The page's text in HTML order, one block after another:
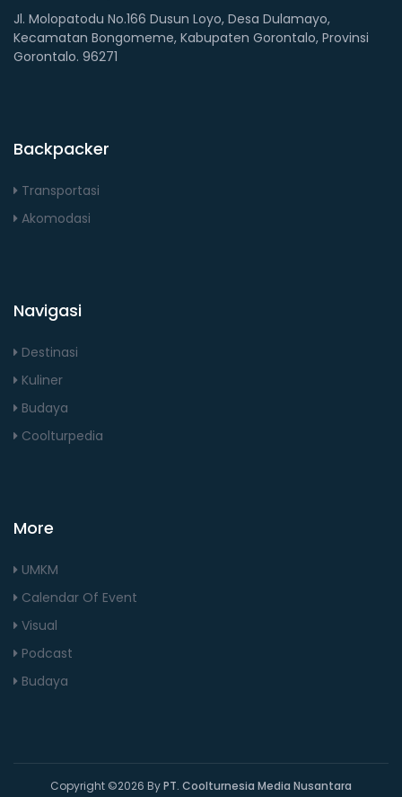
Jl. Molopatodu No.166 Dusun Loyo, Desa Dulamayo,
Kecamatan Bongomeme, Kabupaten Gorontalo, Provinsi
Gorontalo. 96271
Backpacker
Transportasi
Akomodasi
Navigasi
Destinasi
Kuliner
Budaya
Coolturpedia
More
UMKM
Calendar Of Event
Visual
Podcast
Budaya
Copyright ©2026 ByPT. Coolturnesia Media Nusantara